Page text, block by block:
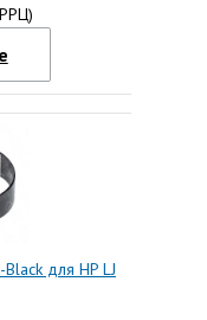
для HP LJ